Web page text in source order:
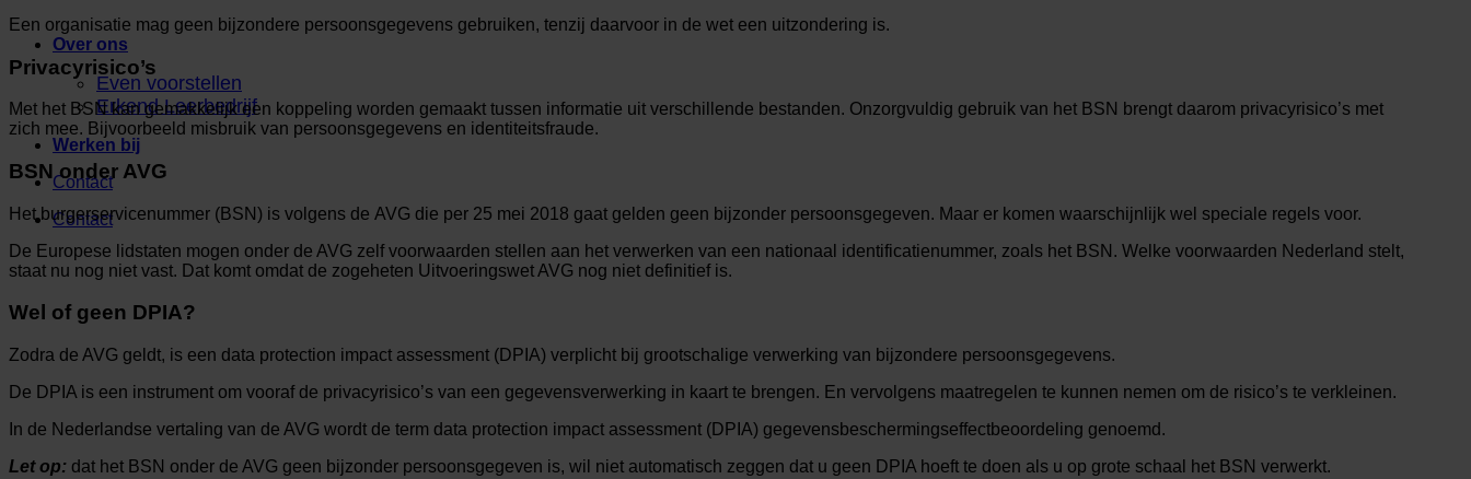
Over ons
Even voorstellen
Erkend Leerbedrijf
Werken bij
Contact
Contact
Een organisatie mag geen bijzondere persoonsgegevens gebruiken, tenzij daarvoor in de wet een uitzondering is.
Privacyrisico’s
Met het BSN kan gemakkelijk een koppeling worden gemaakt tussen informatie uit verschillende bestanden. Onzorgvuldig gebruik van het BSN brengt daarom privacyrisico’s met
zich mee. Bijvoorbeeld misbruik van persoonsgegevens en identiteitsfraude.
BSN onder AVG
Het burgerservicenummer (BSN) is volgens de AVG die per 25 mei 2018 gaat gelden geen bijzonder persoonsgegeven. Maar er komen waarschijnlijk wel speciale regels voor.
De Europese lidstaten mogen onder de AVG zelf voorwaarden stellen aan het verwerken van een nationaal identificatienummer, zoals het BSN. Welke voorwaarden Nederland stelt,
staat nu nog niet vast. Dat komt omdat de zogeheten Uitvoeringswet AVG nog niet definitief is.
Wel of geen DPIA?
Zodra de AVG geldt, is een data protection impact assessment (DPIA) verplicht bij grootschalige verwerking van bijzondere persoonsgegevens.
De DPIA is een instrument om vooraf de privacyrisico’s van een gegevensverwerking in kaart te brengen. En vervolgens maatregelen te kunnen nemen om de risico’s te verkleinen.
In de Nederlandse vertaling van de AVG wordt de term data protection impact assessment (DPIA) gegevensbeschermingseffectbeoordeling genoemd.
Let op: dat het BSN onder de AVG geen bijzonder persoonsgegeven is, wil niet automatisch zeggen dat u geen DPIA hoeft te doen als u op grote schaal het BSN verwerkt.